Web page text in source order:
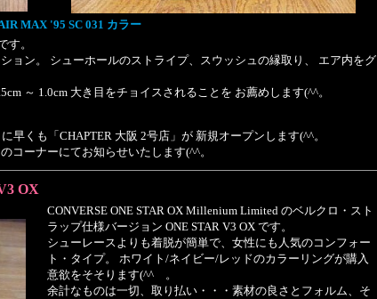
MAX '95 SC 031 カラー
す。
ョン。 シューホールのストライプ、スウッシュの縁取り、 エア内をグ
～ 1.0cm 大き目をチョイスされることを お薦めします(^^。
早くも「CHAPTER 大阪 2号店」が 新規オープンします(^^。
コーナーにてお知らせいたします(^^。
OX
CONVERSE ONE STAR OX Millenium Limited のベルクロ・スト
ラップ仕様バージョン ONE STAR V3 OX です。
シューレースよりも着脱が簡単で、女性にも人気のコンフォー
ト・タイプ。 ホワイト/ネイビー/レッドのカラーリングが購入
意欲をそそります(^^ゞ。
余計なものは一切、取り払い・・・素材の良さとフォルム、そ